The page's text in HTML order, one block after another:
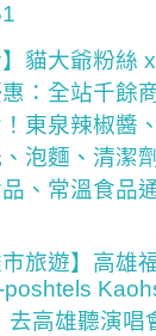
】貓大爺粉絲
：全站千餘
東泉辣椒醬
泡麵、清潔
、常溫食品
市旅遊】高雄
poshtels
去高雄聽演唱